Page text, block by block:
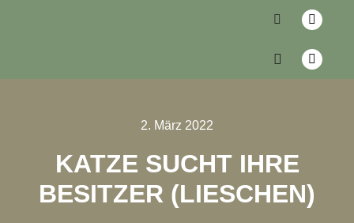
2. März 2022
KATZE SUCHT IHRE
BESITZER (LIESCHEN)